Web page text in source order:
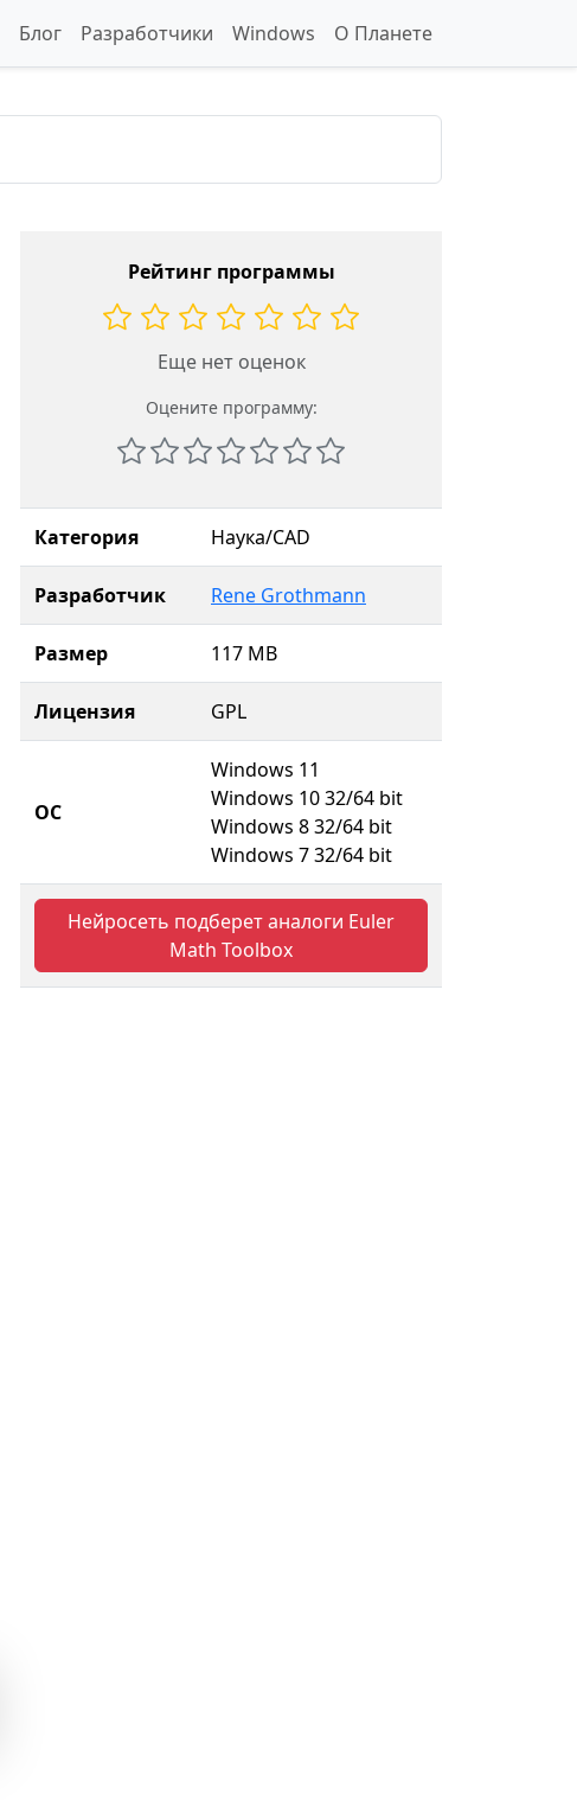
Блог Разработчики Windows О Планете
Рейтинг программы
Еще нет оценок
Оцените программу:
Категория Наука/CAD
Разработчик Rene Grothmann
Размер 117 MB
Лицензия GPL
ОС
Windows 11
Windows 10 32/64 bit
Windows 8 32/64 bit
Windows 7 32/64 bit
Нейросеть подберет аналоги Euler
Math Toolbox